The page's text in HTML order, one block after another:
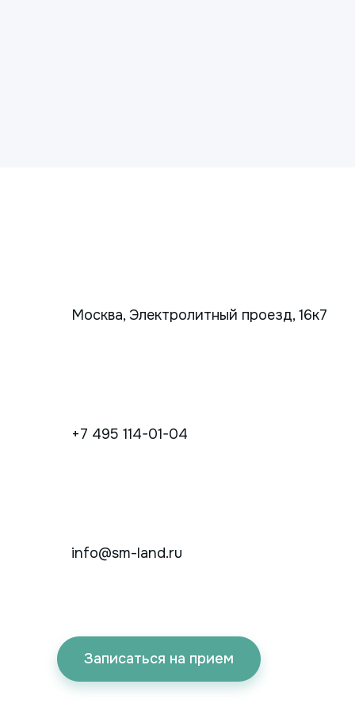
Москва, Электролитный проезд, 16к7
+7 495 114-01-04
info@sm-land.ru
Записаться на прием